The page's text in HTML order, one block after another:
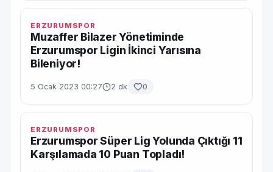
ERZURUMSPOR
Muzaffer Bilazer Yönetiminde
Erzurumspor Ligin İkinci Yarısına
Bileniyor!
5 Ocak 2023 00:27 2 dk 0
ERZURUMSPOR
Erzurumspor Süper Lig Yolunda Çıktığı 11
Karşılamada 10 Puan Topladı!